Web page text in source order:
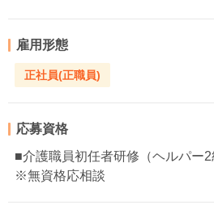
雇用形態
正社員(正職員)
応募資格
■介護職員初任者研修（ヘルパー2
※無資格応相談